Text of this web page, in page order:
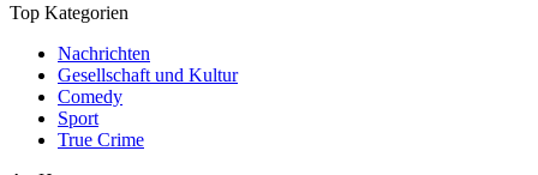
Top Kategorien
Nachrichten
Gesellschaft und Kultur
Comedy
Sport
True Crime